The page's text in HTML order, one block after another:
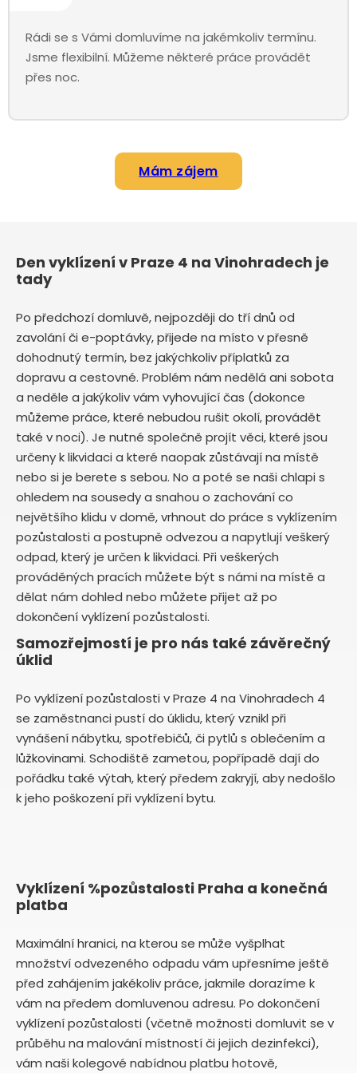
Rádi se s Vámi domluvíme na jakémkoliv termínu.
Jsme flexibilní. Můžeme některé práce provádět
přes noc.
Mám zájem
Den vyklízení v Praze 4 na Vinohradech je
tady
Po předchozí domluvě, nejpozději do tří dnů od
zavolání či e-poptávky, přijede na místo v přesně
dohodnutý termín, bez jakýchkoliv příplatků za
dopravu a cestovné. Problém nám nedělá ani sobota
a neděle a jakýkoliv vám vyhovující čas (dokonce
můžeme práce, které nebudou rušit okolí, provádět
také v noci). Je nutné společně projít věci, které jsou
určeny k likvidaci a které naopak zůstávají na místě
nebo si je berete s sebou. No a poté se naši chlapi s
ohledem na sousedy a snahou o zachování co
největšího klidu v domě, vrhnout do práce s vyklízením
pozůstalosti a postupně odvezou a napytlují veškerý
odpad, který je určen k likvidaci. Při veškerých
prováděných pracích můžete být s námi na místě a
dělat nám dohled nebo můžete přijet až po
dokončení vyklízení pozůstalosti.
Samozřejmostí je pro nás také závěrečný
úklid
Po vyklízení pozůstalosti v Praze 4 na Vinohradech 4
se zaměstnanci pustí do úklidu, který vznikl při
vynášení nábytku, spotřebičů, či pytlů s oblečením a
lůžkovinami. Schodiště zametou, popřípadě dají do
pořádku také výtah, který předem zakryjí, aby nedošlo
k jeho poškození při vyklízení bytu.
Vyklízení %pozůstalosti Praha a konečná
platba
Maximální hranici, na kterou se může vyšplhat
množství odvezeného odpadu vám upřesníme ještě
před zahájením jakékoliv práce, jakmile dorazíme k
vám na předem domluvenou adresu. Po dokončení
vyklízení pozůstalosti (včetně možnosti domluvit se v
průběhu na malování místností či jejich dezinfekci),
vám naši kolegové nabídnou platbu hotově,